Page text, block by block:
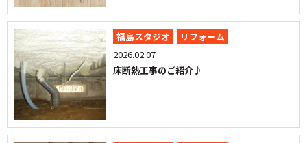
福島スタジオ
リフォーム
2026.02.07
床断熱工事のご紹介♪